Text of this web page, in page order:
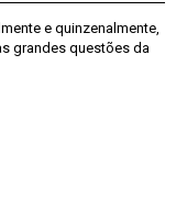
e quinzenalmente,
grandes questões da